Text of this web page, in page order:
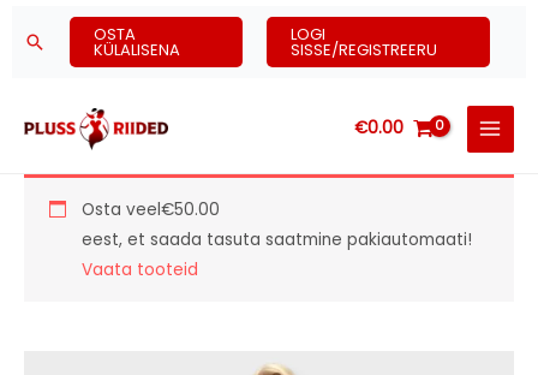
SearchOSTA
KÜLALISENA
LOGI
SISSE/REGISTREERU
€0.00
Osta veel€50.00
eest, et saada tasuta saatmine pakiautomaati!
Vaata tooteid